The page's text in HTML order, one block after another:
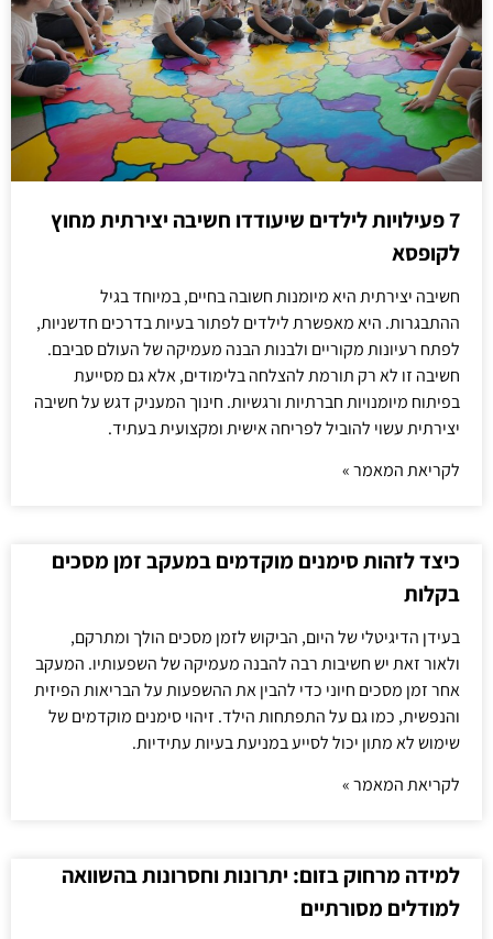
7 פעילויות לילדים שיעודדו חשיבה יצירתית מחוץ
לקופסא
חשיבה יצירתית היא מיומנות חשובה בחיים, במיוחד בגיל
ההתבגרות. היא מאפשרת לילדים לפתור בעיות בדרכים חדשניות,
לפתח רעיונות מקוריים ולבנות הבנה מעמיקה של העולם סביבם.
חשיבה זו לא רק תורמת להצלחה בלימודים, אלא גם מסייעת
בפיתוח מיומנויות חברתיות ורגשיות. חינוך המעניק דגש על חשיבה
יצירתית עשוי להוביל לפריחה אישית ומקצועית בעתיד.
לקריאת המאמר »
כיצד לזהות סימנים מוקדמים במעקב זמן מסכים
בקלות
בעידן הדיגיטלי של היום, הביקוש לזמן מסכים הולך ומתרקם,
ולאור זאת יש חשיבות רבה להבנה מעמיקה של השפעותיו. המעקב
אחר זמן מסכים חיוני כדי להבין את ההשפעות על הבריאות הפיזית
והנפשית, כמו גם על התפתחות הילד. זיהוי סימנים מוקדמים של
שימוש לא מתון יכול לסייע במניעת בעיות עתידיות.
לקריאת המאמר »
למידה מרחוק בזום: יתרונות וחסרונות בהשוואה
למודלים מסורתיים